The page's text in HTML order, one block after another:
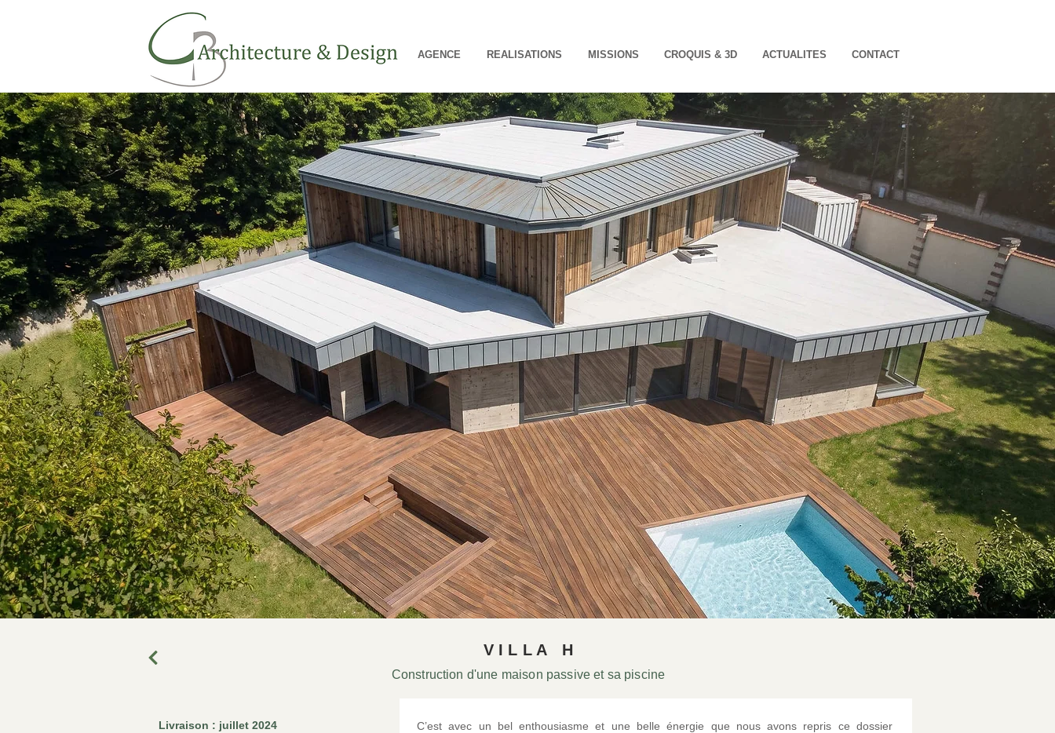
AGENCE REALISATIONS MISSIONS CROQUIS & 3D ACTUALITES CONTACT
V I L L A H
Construction d'une maison passive et sa piscine
Livraison : juillet 2024
C’est avec un bel enthousiasme et une belle énergie que nous avons repris ce dossier